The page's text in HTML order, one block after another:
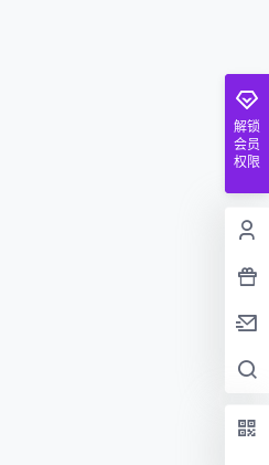
解锁
会员
权限